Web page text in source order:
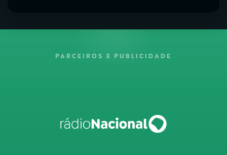
PARCEIROS E PUBLICIDADE